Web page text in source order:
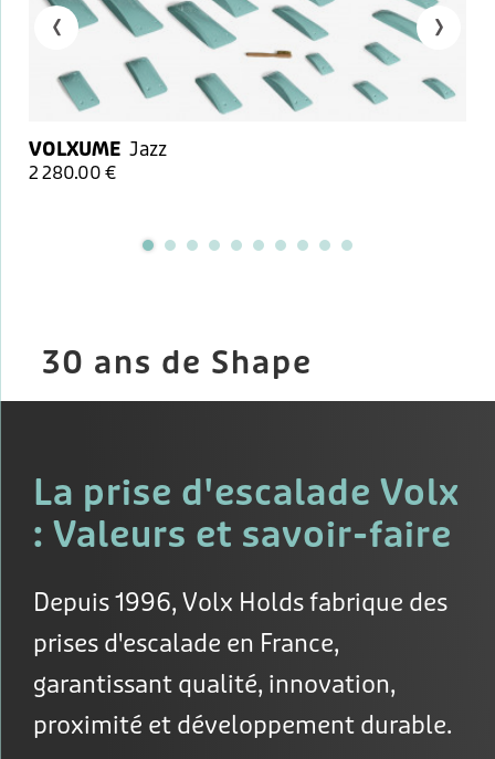
VOLXUME Jazz
2 280.00 €
‹ ›
30 ans de Shape
La prise d'escalade Volx
: Valeurs et savoir-faire
Depuis 1996, Volx Holds fabrique des
prises d'escalade en France,
garantissant qualité, innovation,
proximité et développement durable.